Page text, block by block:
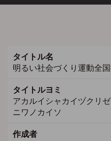
タイトル名
明るい社会づくり運動全
タイトルヨミ
アカルイシャカイヅクリ
ニワノカイソ
作成者